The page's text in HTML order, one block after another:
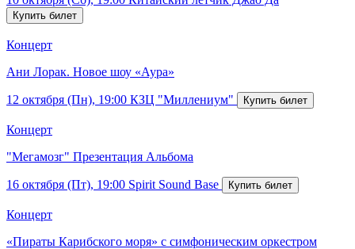
Концерт
Ани Лорак. Новое шоу «Аура»
12 октября (Пн), 19:00 КЗЦ "Миллениум"
Концерт
"Мегамозг" Презентация Альбома
16 октября (Пт), 19:00 Spirit Sound Base
Концерт
«Пираты Карибского моря» с симфоническим оркестром